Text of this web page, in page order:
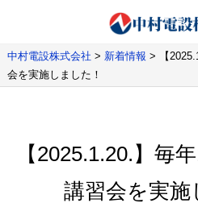
中村電設株式会社 > 新着情報 >
【
会を実施しました！
【2025.1.20.】毎
講習会を実施